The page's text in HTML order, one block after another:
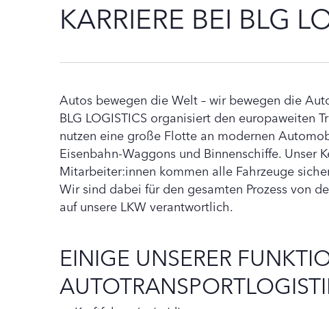
KARRIERE BEI BLG
Autos bewegen die Welt – wir bewegen die
BLG LOGISTICS organisiert den europaweiten
nutzen eine große Flotte an modernen
Eisenbahn-Waggons und Binnenschiffe. Unser
Mitarbeiter:innen kommen alle Fahrzeuge
Wir sind dabei für den gesamten Prozess von
auf unsere LKW verantwortlich.
EINIGE UNSERER